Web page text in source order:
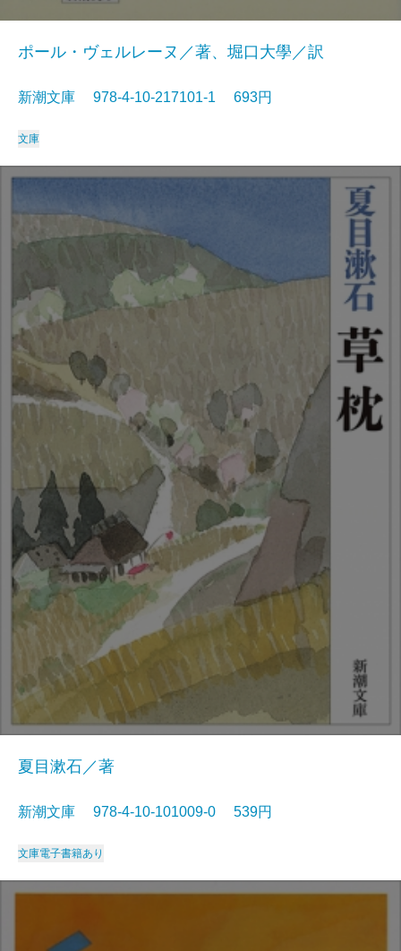
ポール・ヴェルレーヌ／著、堀口大學／訳
新潮文庫 978-4-10-217101-1 693円
文庫
夏目漱石／著
新潮文庫 978-4-10-101009-0 539円
文庫電子書籍あり